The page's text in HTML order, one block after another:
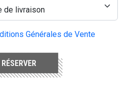
Générales de Vente
RÉSERVER